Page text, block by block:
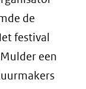
de
festival
een